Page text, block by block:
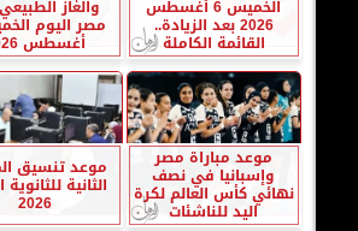
الخميس 6 أغسطس
2026 بعد الزيادة..
القائمة الكاملة
والغاز
أغسطس 2026
موعد مباراة مصر
وإسبانيا في نصف
نهائي كأس العالم لكرة
اليد للناشئات
موعد تنسيق
الثانية
2026